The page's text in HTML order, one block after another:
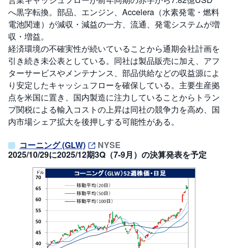
へ黒字転換。部品、エンジン、Accelera（水素発電・燃料
電池関連）が減収・減益の一方、流通、発電システムが増
収・増益。
経済環境の不確実性が続いていることから通期会社計画を
引き続き未公表としている。同社は製品販売に加え、アフ
ターサービスやメンテナンス、部品供給などの収益源によ
り安定したキャッシュフローを確保している。主要生産拠
点を米国に置き、国内製造に注力していることからトラン
プ関税による輸入コストの上昇は同社の競争力を高め、国
内市場シェア拡大を後押しする可能性がある。
コーニング (GLW)
NYSE
2025/10/29に2025/12期3Q（7-9月）の決算発表を予定